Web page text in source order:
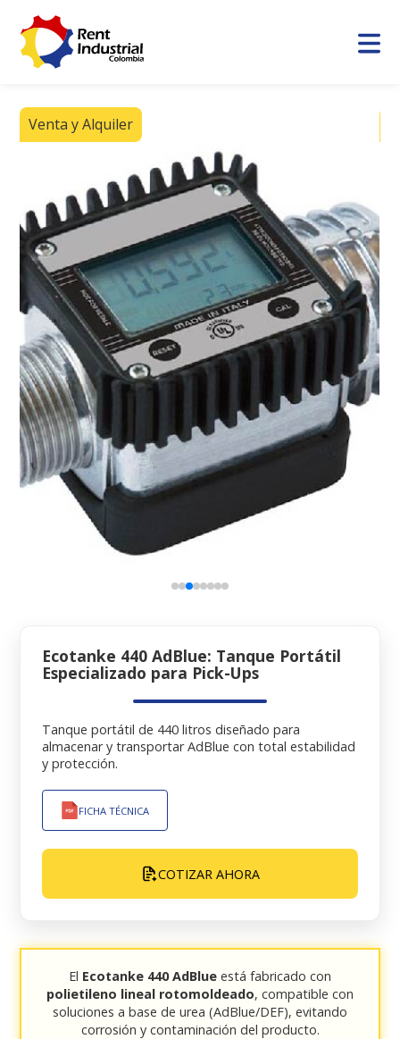
Venta y Alquiler
Ecotanke 440 AdBlue: Tanque Portátil
Especializado para Pick-Ups
Tanque portátil de 440 litros diseñado para
almacenar y transportar AdBlue con total estabilidad
y protección.
FICHA TÉCNICA
COTIZAR AHORA
El Ecotanke 440 AdBlue está fabricado con
polietileno lineal rotomoldeado, compatible con
soluciones a base de urea (AdBlue/DEF), evitando
corrosión y contaminación del producto.